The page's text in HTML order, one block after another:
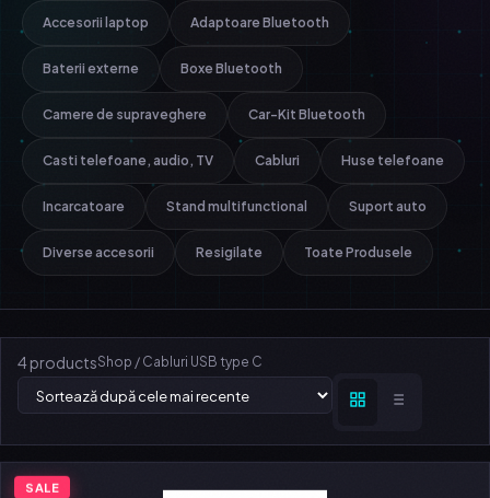
Accesorii laptop Adaptoare Bluetooth
Baterii externe Boxe Bluetooth
Camere de supraveghere Car-Kit Bluetooth
Casti telefoane, audio, TV Cabluri Huse telefoane
Incarcatoare Stand multifunctional Suport auto
Diverse accesorii Resigilate Toate Produsele
4 productsShop / Cabluri USB type C
SALE